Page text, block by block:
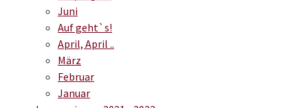
Juni
Auf geht`s!
April, April ..
März
Februar
Januar